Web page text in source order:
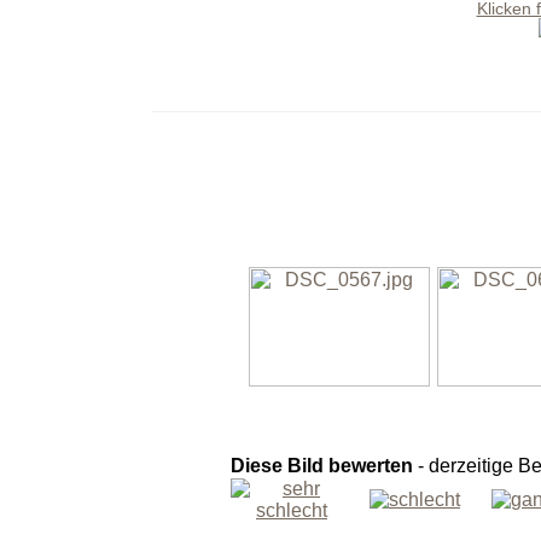
Klicken
Diese Bild bewerten - derzeitige